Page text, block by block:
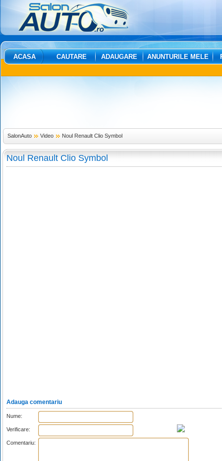
ACASA CAUTARE ADAUGARE ANUNTURILE MELE
SalonAuto Video Noul Renault Clio Symbol
Noul Renault Clio Symbol
Adauga comentariu
Nume:
Verificare:
Comentariu: